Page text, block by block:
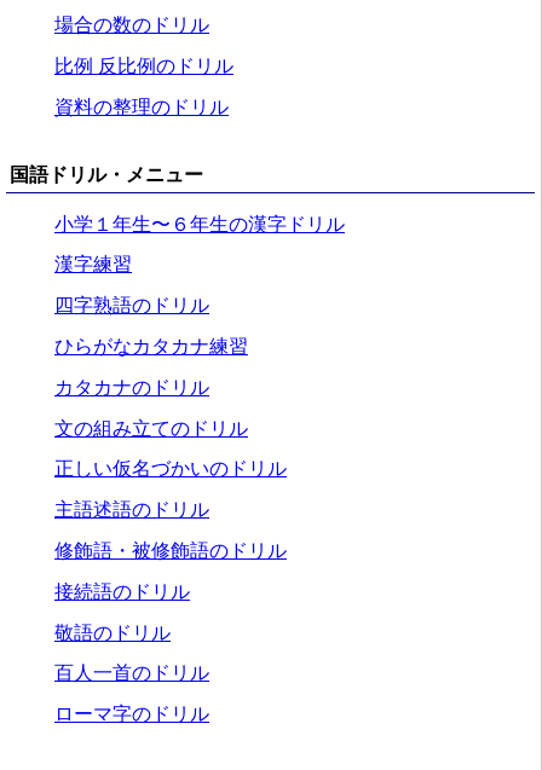
場合の数のドリル
比例 反比例のドリル
資料の整理のドリル
国語ドリル・メニュー
小学１年生〜６年生の漢字ドリル
漢字練習
四字熟語のドリル
ひらがなカタカナ練習
カタカナのドリル
文の組み立てのドリル
正しい仮名づかいのドリル
主語述語のドリル
修飾語・被修飾語のドリル
接続語のドリル
敬語のドリル
百人一首のドリル
ローマ字のドリル